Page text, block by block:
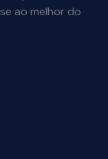
ao melhor do